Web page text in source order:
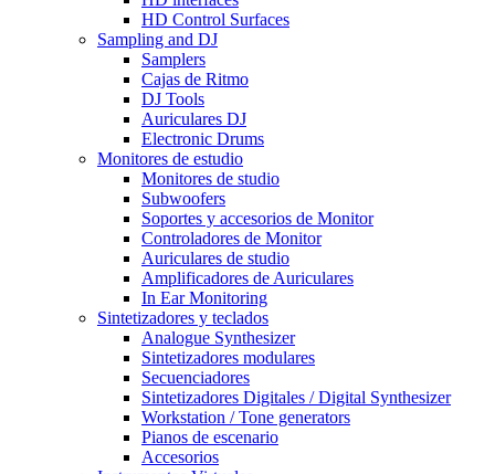
HD Control Surfaces
Sampling and DJ
Samplers
Cajas de Ritmo
DJ Tools
Auriculares DJ
Electronic Drums
Monitores de estudio
Monitores de studio
Subwoofers
Soportes y accesorios de Monitor
Controladores de Monitor
Auriculares de studio
Amplificadores de Auriculares
In Ear Monitoring
Sintetizadores y teclados
Analogue Synthesizer
Sintetizadores modulares
Secuenciadores
Sintetizadores Digitales / Digital Synthesizer
Workstation / Tone generators
Pianos de escenario
Accesorios